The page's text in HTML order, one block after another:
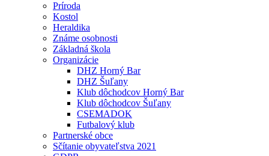
Príroda
Kostol
Heraldika
Známe osobnosti
Základná škola
Organizácie
DHZ Horný Bar
DHZ Šuľany
Klub dôchodcov Horný Bar
Klub dôchodcov Šuľany
CSEMADOK
Futbalový klub
Partnerské obce
Sčítanie obyvateľstva 2021